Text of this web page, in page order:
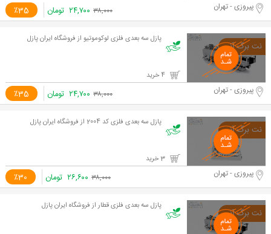
٪35 پیروزی - تهران ۳۸,۰۰۰ ۲۴,۷۰۰ تومان
پازل سه بعدی فلزی لوکوموتیو از فروشگاه ایران پازل
٪35 پیروزی - تهران ۳۸,۰۰۰ ۲۴,۷۰۰ تومان
پازل سه بعدی فلزی کد 2004 از فروشگاه ایران پازل
٪30 پیروزی - تهران ۳۸,۰۰۰ ۲۶,۶۰۰ تومان
پازل سه بعدی فلزی قطار از فروشگاه ایران پازل